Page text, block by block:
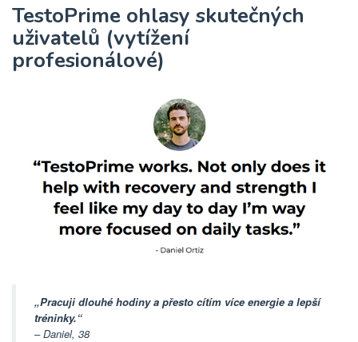
TestoPrime ohlasy skutečných
uživatelů (vytížení
profesionálové)
„Pracuji dlouhé hodiny a přesto cítím více energie a lepší
tréninky.“
–Daniel, 38